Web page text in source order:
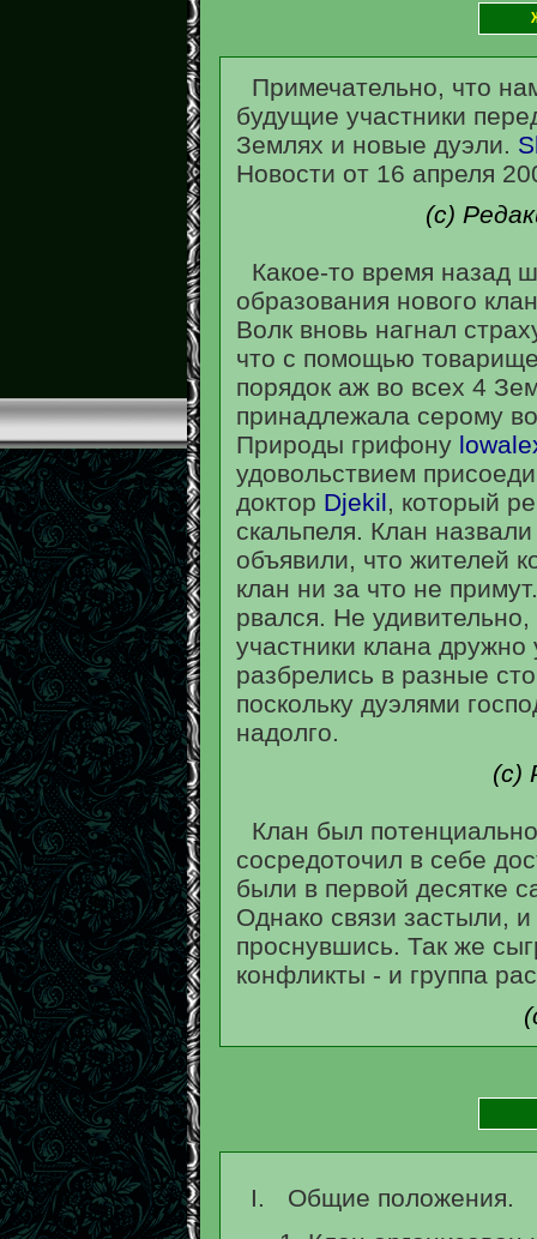
Примечательно, что
будущие участники
Землях и новые дуэли.
Новости от 16 апреля
(с)
Какое-то время назад
образования нового
Волк вновь нагнал
что с помощью
порядок аж во всех 4
принадлежала серому
Природы грифону
удовольствием
доктор Djekil, который
скальпеля. Клан
объявили, что жителей
клан ни за что не
рвался. Не
участники клана
разбрелись в разные
поскольку дуэлями
надолго.
(с)
Клан был
сосредоточил в себе
были в первой десятке
Однако связи застыли,
проснувшись. Так же
конфликты - и группа
Общие положения.